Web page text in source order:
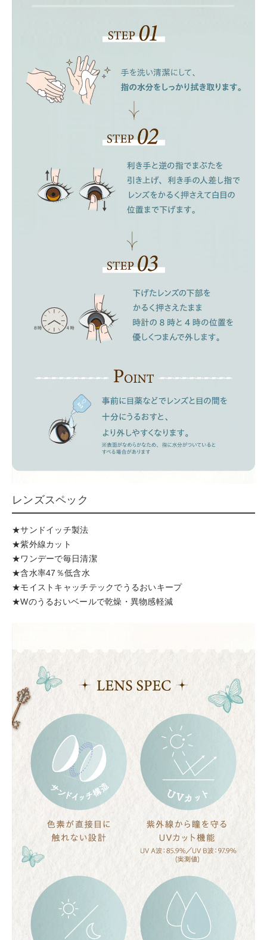
レンズスペック
★サンドイッチ製法
★紫外線カット
★ワンデーで毎日清潔
★含水率47％低含水
★モイストキャッチテックでうるおいキープ
★Wのうるおいベールで乾燥・異物感軽減